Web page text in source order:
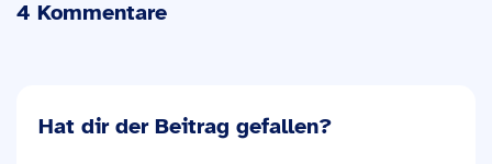
4 Kommentare
Hat dir der Beitrag gefallen?